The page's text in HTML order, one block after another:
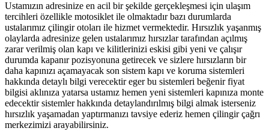
Ustamızın adresinize en acil bir şekilde gerçekleşmesi için ulaşım
tercihleri özellikle motosiklet ile olmaktadır bazı durumlarda
ustalarımız çilingir otoları ile hizmet vermektedir. Hırsızlık yaşanmış
olaylarda adresinize gelen ustalarımız hırsızlar tarafından açılmış
zarar verilmiş olan kapı ve kilitlerinizi eskisi gibi yeni ve çalışır
durumda kapanır pozisyonuna getirecek ve sizlere hırsızların bir
daha kapınızı açamayacak son sistem kapı ve koruma sistemleri
hakkında detaylı bilgi verecektir eger bu sistemleri beğenir fiyat
bilgisi aklınıza yatarsa ustamız hemen yeni sistemleri kapınıza monte
edecektir sistemler hakkında detaylandırılmış bilgi almak isterseniz
hırsızlık yaşamadan yaptırmanızı tavsiye ederiz hemen çilingir çağrı
merkezimizi arayabilirsiniz.